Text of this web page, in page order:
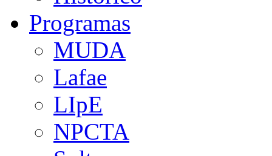
Programas
MUDA
Lafae
LIpE
NPCTA